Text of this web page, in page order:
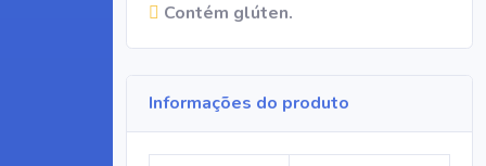
Contém glúten.
Informações do produto